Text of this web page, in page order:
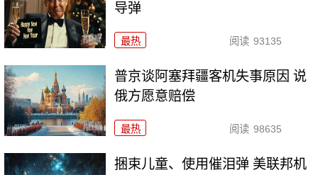
导弹
最热 阅读 93135
普京谈阿塞拜疆客机失事原因 说
俄方愿意赔偿
最热 阅读 98635
捆束儿童、使用催泪弹 美联邦机